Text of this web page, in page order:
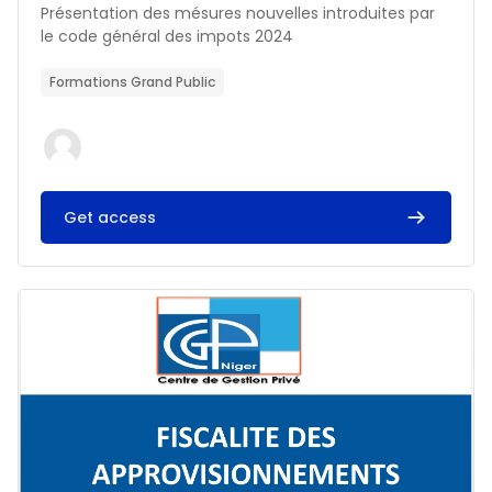
Résumé du cours :
Présentation des mésures nouvelles introduites par
le code général des impots 2024
Formations Grand Public
Get access
Image du cours FISCALITE DES APPROVISIONNEMENTS